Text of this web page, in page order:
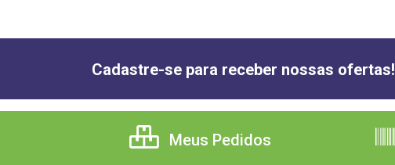
Cadastre-se para receber nossas ofertas!
Meus Pedidos